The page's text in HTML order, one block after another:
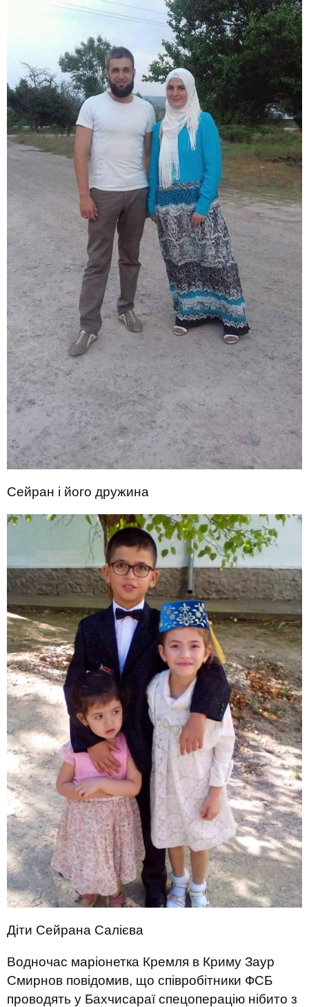
Сейран і його дружина
Діти Сейрана Салієва
Водночас маріонетка Кремля в Криму Заур
Смирнов повідомив, що співробітники ФСБ
проводять у Бахчисараї спецоперацію нібито з